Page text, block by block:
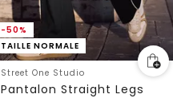
-50%
TAILLE NORMALE
Street One Studio
Pantalon Straight Legs